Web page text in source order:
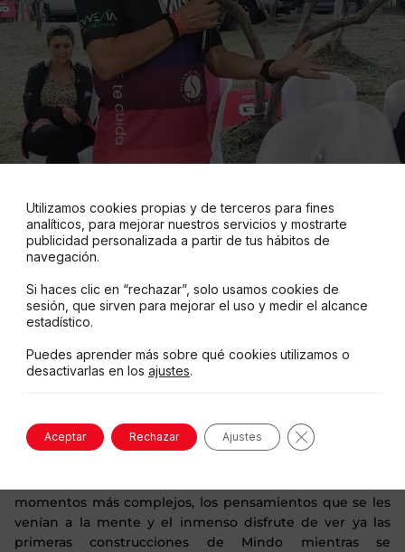
momentos más complejos, los pensamientos que se les
venían a la mente y el inmenso disfrute de ver ya las
primeras construcciones de Mindo mientras se
Utilizamos cookies propias y de terceros para fines
analíticos, para mejorar nuestros servicios y mostrarte
publicidad personalizada a partir de tus hábitos de
navegación.
Si haces clic en “rechazar”, solo usamos cookies de
sesión, que sirven para mejorar el uso y medir el alcance
estadístico.
Puedes aprender más sobre qué cookies utilizamos o
desactivarlas en los ajustes.
Aceptar Rechazar Ajustes Cerrar el